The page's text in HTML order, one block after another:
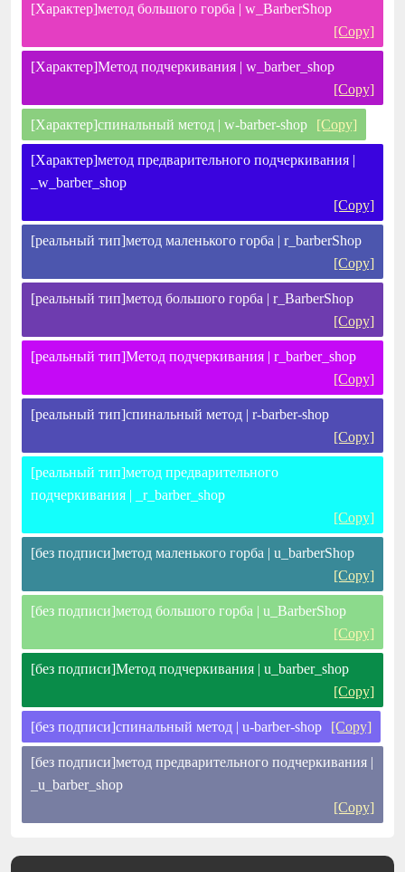
[Характер]метод большого горба | w_BarberShop
[Copy]
[Характер]Метод подчеркивания | w_barber_shop
[Copy]
[Характер]спинальный метод | w-barber-shop [Copy]
[Характер]метод предварительного подчеркивания |
_w_barber_shop
[Copy]
[реальный тип]метод маленького горба | r_barberShop
[Copy]
[реальный тип]метод большого горба | r_BarberShop
[Copy]
[реальный тип]Метод подчеркивания | r_barber_shop
[Copy]
[реальный тип]спинальный метод | r-barber-shop
[Copy]
[реальный тип]метод предварительного
подчеркивания | _r_barber_shop
[Copy]
[без подписи]метод маленького горба | u_barberShop
[Copy]
[без подписи]метод большого горба | u_BarberShop
[Copy]
[без подписи]Метод подчеркивания | u_barber_shop
[Copy]
[без подписи]спинальный метод | u-barber-shop [Copy]
[без подписи]метод предварительного подчеркивания |
_u_barber_shop
[Copy]